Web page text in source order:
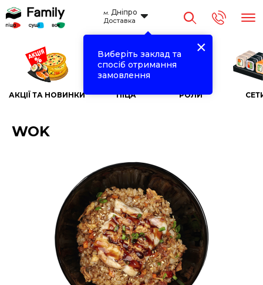
м. Дніпро
Доставка
АКЦІЇ ТА НОВИНКИ ПІЦА РОЛИ
Виберіть заклад та
спосіб отримання
замовлення
×
WOK